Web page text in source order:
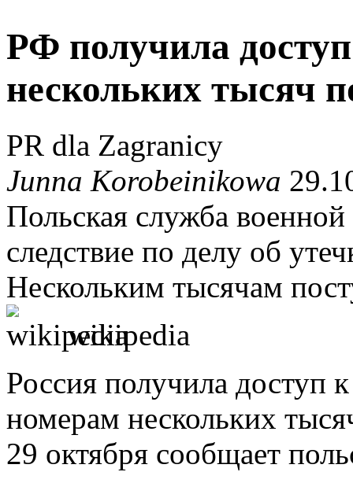
РФ получила
нескольких тысяч
PR dla Zagranicy
Junna Korobeinikowa
Польская служба военной
следствие по делу об
Нескольким тысячам
wikipedia
Россия получила
номерам нескольких
29 октября сообщает